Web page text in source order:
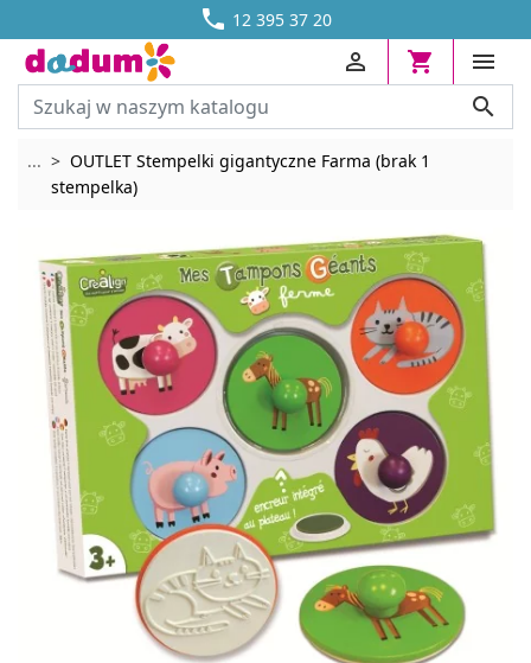
 12 395 37 20
DOSTAWA OD 13,70 ZŁ





... Rozwiń breadcrumbs
OUTLET Stempelki gigantyczne Farma (brak 1
stempelka)